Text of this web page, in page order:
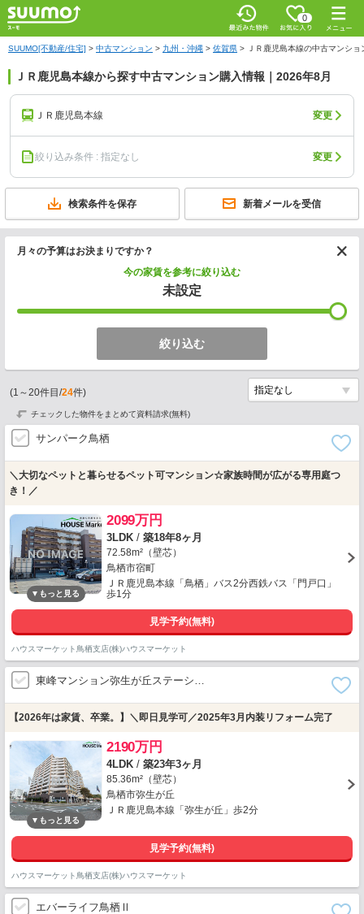
0
SUUMO[不動産/住宅] > 中古マンション > 九州・沖縄 > 佐賀県 > ＪＲ鹿児島本線の中古マンショ
ＪＲ鹿児島本線から探す中古マンション購入情報｜2026年8月
ＪＲ鹿児島本線 変更
絞り込み条件 : 指定なし 変更
検索条件を保存 新着メールを受信
月々の予算はお決まりですか？
今の家賃を参考に絞り込む
未設定
絞り込む
(1 ～20件目/24件)
チェックした物件をまとめて資料請求(無料)
サンパーク鳥栖
＼大切なペットと暮らせるペット可マンション☆家族時間が広がる専用庭つ
き！／
2099万円
3LDK / 築18年8ヶ月
72.58m²（壁芯）
鳥栖市宿町
ＪＲ鹿児島本線「鳥栖」バス2分西鉄バス「門戸口」
歩1分
見学予約(無料)
ハウスマーケット鳥栖支店(株)ハウスマーケット
東峰マンション弥生が丘ステーシ…
【2026年は家賃、卒業。】＼即日見学可／2025年3月内装リフォーム完了
2190万円
4LDK / 築23年3ヶ月
85.36m²（壁芯）
鳥栖市弥生が丘
ＪＲ鹿児島本線「弥生が丘」歩2分
見学予約(無料)
ハウスマーケット鳥栖支店(株)ハウスマーケット
エバーライフ鳥栖Ⅱ